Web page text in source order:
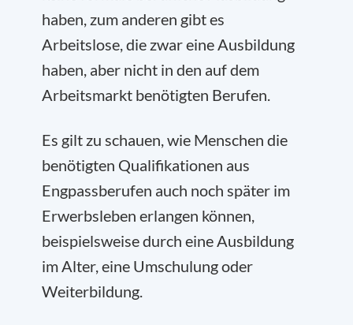
haben, zum anderen gibt es
Arbeitslose, die zwar eine Ausbildung
haben, aber nicht in den auf dem
Arbeitsmarkt benötigten Berufen.
Es gilt zu schauen, wie Menschen die
benötigten Qualifikationen aus
Engpassberufen auch noch später im
Erwerbsleben erlangen können,
beispielsweise durch eine Ausbildung
im Alter, eine Umschulung oder
Weiterbildung.